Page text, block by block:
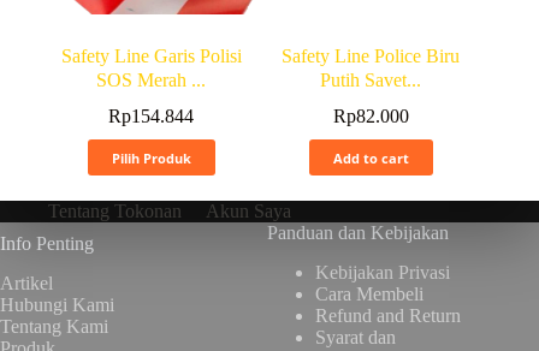
Safety Line Garis Polisi
SOS Merah ...
Rp154.844
Pilih Produk
Safety Line Police Biru
Putih Savet...
Rp82.000
Add to cart
Tentang Tokonan
Akun Saya
Info Penting
Artikel
Hubungi Kami
Tentang Kami
Panduan dan Kebijakan
Kebijakan Privasi
Cara Membeli
Refund and Return
Syarat dan